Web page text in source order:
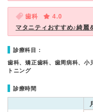
歯科
4.0
マタニティおすすめ♪綺麗
診療科目：
歯科、矯正歯科、歯周病科、小
トニング
診療時間